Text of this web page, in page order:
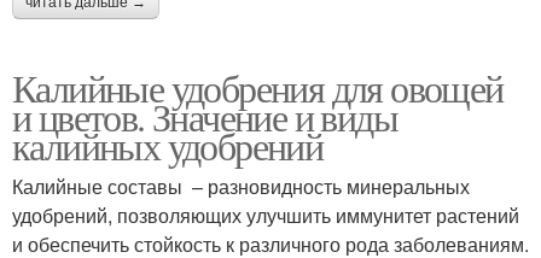
Калийные удобрения для овощей
и цветов. Значение и виды
калийных удобрений
Калийные составы – разновидность минеральных
удобрений, позволяющих улучшить иммунитет растений
и обеспечить стойкость к различного рода заболеваниям.